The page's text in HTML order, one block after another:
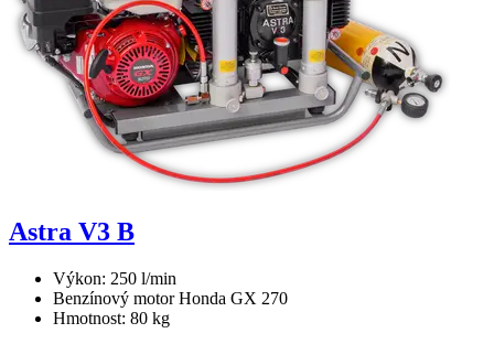
Astra V3 B
Výkon: 250 l/min
Benzínový motor Honda GX 270
Hmotnost: 80 kg